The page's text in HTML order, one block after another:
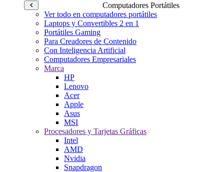
Computadores Portátiles
Ver todo en computadores portátiles
Laptops y Convertibles 2 en 1
Portátiles Gaming
Para Creadores de Contenido
Con Inteligencia Artificial
Computadores Empresariales
Marca
HP
Lenovo
Acer
Apple
Asus
MSI
Procesadores y Tarjetas Gráficas
Intel
AMD
Nvidia
Snapdragon